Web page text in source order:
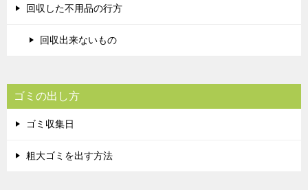
回収した不用品の行方
回収出来ないもの
ゴミの出し方
ゴミ収集日
粗大ゴミを出す方法